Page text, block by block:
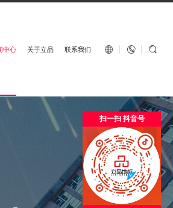
中心 关于立品 联系我们 English  
扫一扫 抖音号